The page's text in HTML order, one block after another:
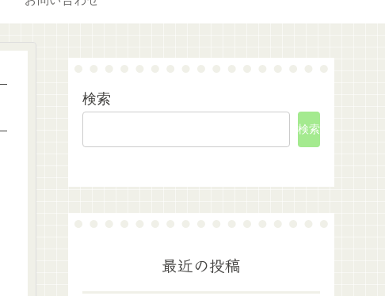
検索
検索
最近の投稿